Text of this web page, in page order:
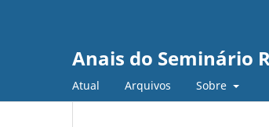
Anais do Seminário
Atual Arquivos Sobre